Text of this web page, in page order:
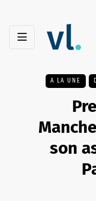
A LA UNE
son